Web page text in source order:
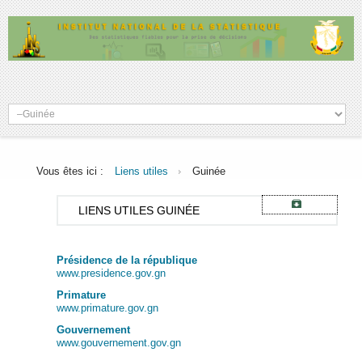
Vous êtes ici : Liens utiles Guinée
LIENS UTILES GUINÉE
Présidence de la république
www.presidence.gov.gn
Primature
www.primature.gov.gn
Gouvernement
www.gouvernement.gov.gn